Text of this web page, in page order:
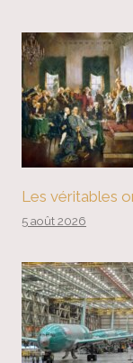
Les véritables
5 août 2026